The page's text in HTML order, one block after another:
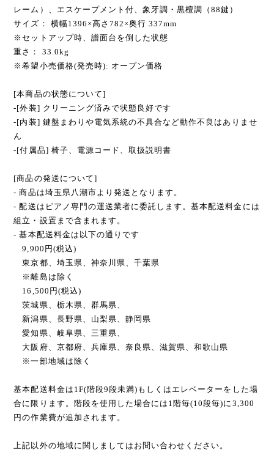
レーム）、エスケープメント付、象牙調・黒檀調（88鍵）
サイズ： 横幅1396×高さ782×奥行 337mm
※セットアップ時、譜面台を倒した状態
重さ： 33.0kg
※希望小売価格(発売時): オープン価格
[本商品の状態について]
-[外装] クリーニング済みで状態良好です
-[内装] 鍵盤まわりや電気系統の不具合など動作不良はありませ
ん
-[付属品] 椅子、電源コード、取扱説明書
[商品の発送について]
- 商品は埼玉県八潮市より発送となります。
- 配送はピアノ専門の運送業者に委託します。基本配送料金には
組立・設置まで含まれます。
- 基本配送料金は以下の通りです
9,900円(税込)
東京都、埼玉県、神奈川県、千葉県
※離島は除く
16,500円(税込)
茨城県、栃木県、群馬県、
新潟県、長野県、山梨県、静岡県
愛知県、岐阜県、三重県、
大阪府、京都府、兵庫県、奈良県、滋賀県、和歌山県
※一部地域は除く
基本配送料金は1F(階段9段未満)もしくはエレベーターをした場
合に限ります。階段を使用した場合には1階毎(10段毎)に3,300
円の作業費が追加されます。
上記以外の地域に関しましてはお問い合わせください。